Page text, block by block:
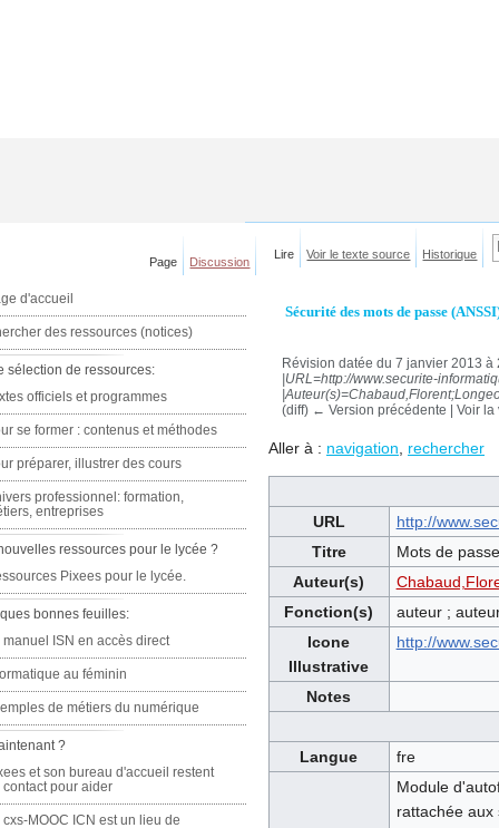
Sécurité des mots de passe
Révision datée du 7 janvier 2013 à
|URL=http://www.securite-
(diff) ← Version précédente | Voir
Aller à : navigation, rechercher
URL
http://
Titre
Mots de passe
Auteur(s)
Fonction(s)
auteur ;
Icone
Illustrative
http://
Notes
Langue fre
Module
rattachée aux
Page Discussion
Lire Voir le texte source Historique
d'accueil
des ressources (notices)
sélection de ressources:
officiels et programmes
se former : contenus et méthodes
préparer, illustrer des cours
professionnel: formation,
entreprises
ressources pour le lycée ?
Pixees pour le lycée.
bonnes feuilles:
manuel ISN en accès direct
au féminin
de métiers du numérique
?
et son bureau d'accueil restent
contact pour aider
cxs-MOOC ICN est un lieu de